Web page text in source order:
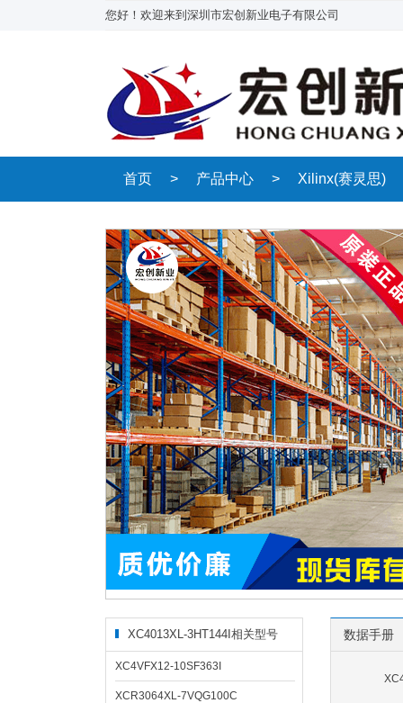
您好！欢迎来到深圳市宏创新业电子有限公司
首页 > 产品中心 > Xilinx(赛灵思)
XC4013XL-3HT144I相关型号
XC4VFX12-10SF363I
XCR3064XL-7VQG100C
数据手册